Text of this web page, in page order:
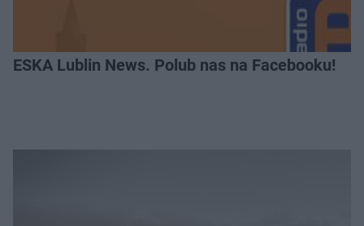
ESKA Lublin News. Polub nas na Facebooku!